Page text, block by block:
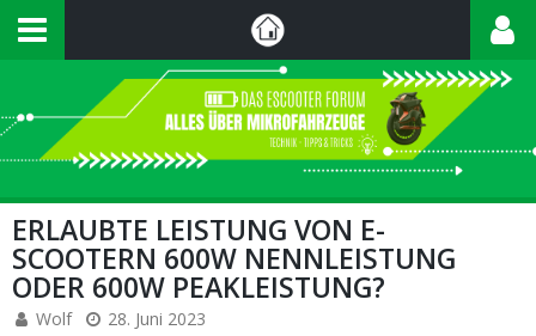
ERLAUBTE LEISTUNG VON E-
SCOOTERN 600W NENNLEISTUNG
ODER 600W PEAKLEISTUNG?
Wolf 28. Juni 2023